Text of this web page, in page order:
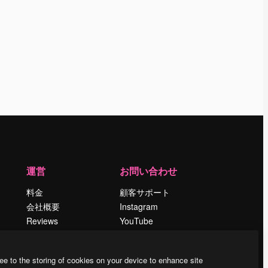
運営
料金
会社概要
Reviews
ブログ
お問い合わせ
顧客サポート
Instagram
YouTube
Discord
to the storing of cookies on your device to enhance site